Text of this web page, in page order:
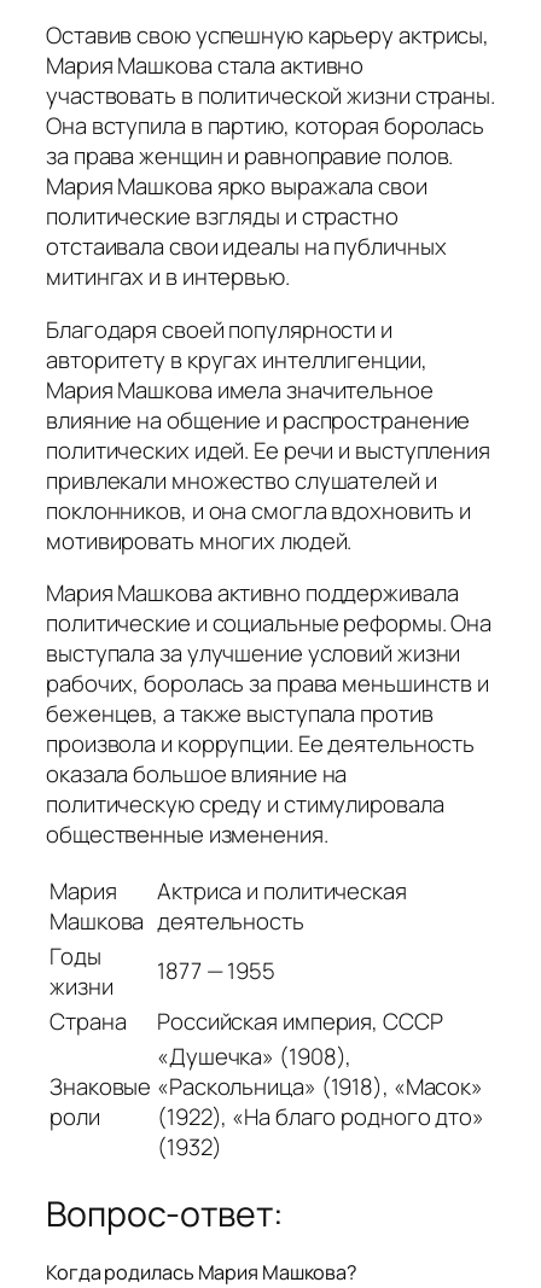
Оставив свою успешную карьеру актрисы,
Мария Машкова стала активно
участвовать в политической жизни страны.
Она вступила в партию, которая боролась
за права женщин и равноправие полов.
Мария Машкова ярко выражала свои
политические взгляды и страстно
отстаивала свои идеалы на публичных
митингах и в интервью.
Благодаря своей популярности и
авторитету в кругах интеллигенции,
Мария Машкова имела значительное
влияние на общение и распространение
политических идей. Ее речи и выступления
привлекали множество слушателей и
поклонников, и она смогла вдохновить и
мотивировать многих людей.
Мария Машкова активно поддерживала
политические и социальные реформы. Она
выступала за улучшение условий жизни
рабочих, боролась за права меньшинств и
беженцев, а также выступала против
произвола и коррупции. Ее деятельность
оказала большое влияние на
политическую среду и стимулировала
общественные изменения.
Мария
Машкова
Актриса и политическая
деятельность
Годы
жизни
1877 — 1955
Страна
Российская империя, СССР
Знаковые
роли
«Душечка» (1908),
«Раскольница» (1918), «Масок»
(1922), «На благо родного дто»
(1932)
Вопрос-ответ:
Когда родилась Мария Машкова?